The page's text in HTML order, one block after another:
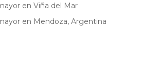
en Viña del Mar
en Mendoza, Argentina